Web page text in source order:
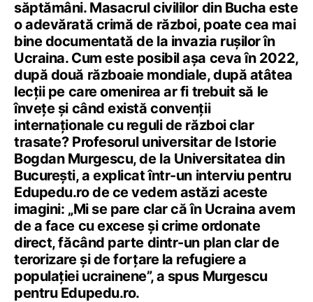
săptămâni. Masacrul civililor din Bucha este
o adevărată crimă de război, poate cea mai
bine documentată de la invazia rușilor în
Ucraina. Cum este posibil așa ceva în 2022,
după două războaie mondiale, după atâtea
lecții pe care omenirea ar fi trebuit să le
învețe și când există convenții
internaționale cu reguli de război clar
trasate? Profesorul universitar de Istorie
Bogdan Murgescu, de la Universitatea din
București, a explicat într-un interviu pentru
Edupedu.ro de ce vedem astăzi aceste
imagini: „Mi se pare clar că în Ucraina avem
de a face cu excese și crime ordonate
direct, făcând parte dintr-un plan clar de
terorizare și de forțare la refugiere a
populației ucrainene”, a spus Murgescu
pentru Edupedu.ro.